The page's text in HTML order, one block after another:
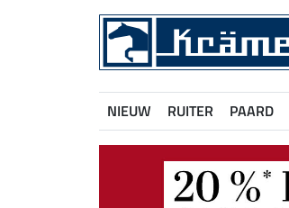
NIEUW RUITER PAARD